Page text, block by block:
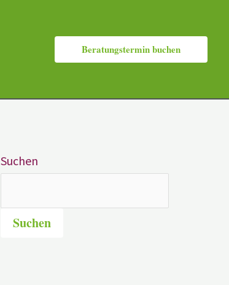
Beratungstermin buchen
Suchen
Suchen